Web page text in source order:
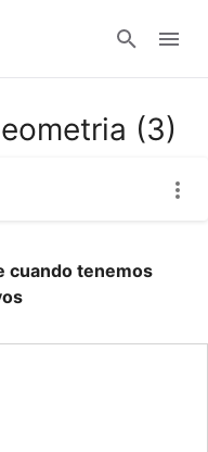
(3)
cuando tenemos